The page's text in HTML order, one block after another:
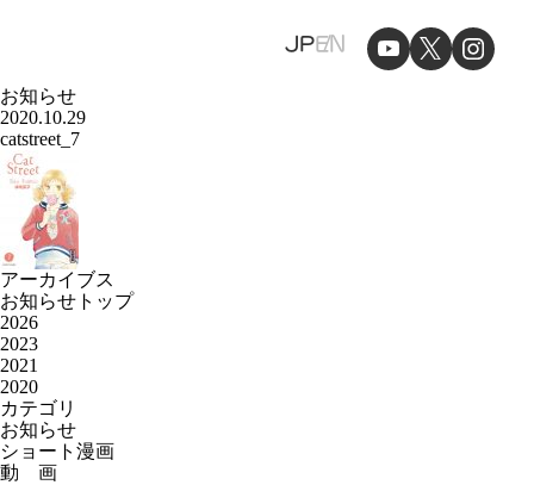
JPEN
お知らせ
2020.10.29
catstreet_7
アーカイブス
お知らせトップ
2026
2023
2021
2020
カテゴリ
お知らせ
ショート漫画
動 画